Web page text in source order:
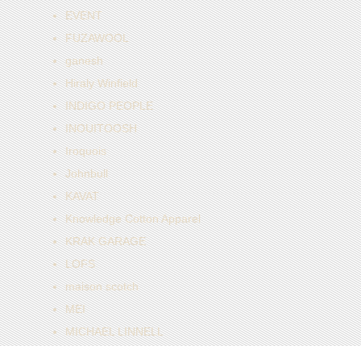
EVENT
FUZAWOOL
ganesh
Hiraly Winfield
INDIGO PEOPLE
INOUITOOSH
Iroquois
Johnbull
KAVAT
Knowledge Cotton Apparel
KRAK GARAGE
LOFS
maison scotch
MEI
MICHAEL LINNELL